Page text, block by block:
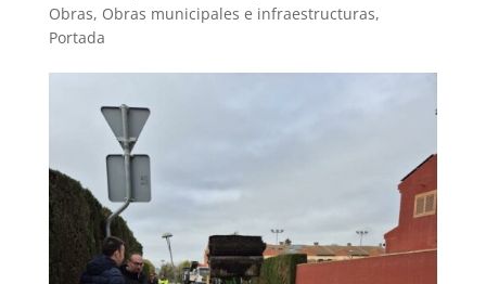
Obras, Obras municipales e infraestructuras,
Portada